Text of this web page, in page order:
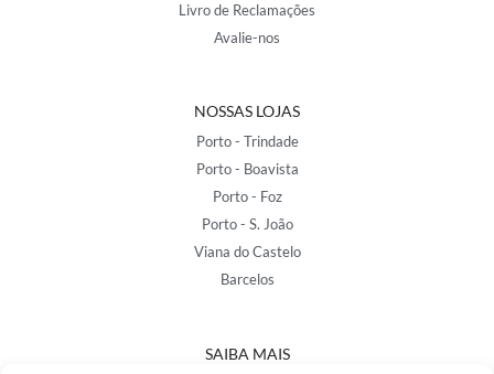
Livro de Reclamações
Avalie-nos
NOSSAS LOJAS
Porto - Trindade
Porto - Boavista
Porto - Foz
Porto - S. João
Viana do Castelo
Barcelos
SAIBA MAIS